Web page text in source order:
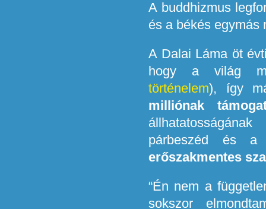
A buddhizmus
és a békés egymás
A Dalai Láma öt
hogy a világ
történelem), így
milliónak
párbeszéd és a
erőszakmentes
“Én nem a
sokszor